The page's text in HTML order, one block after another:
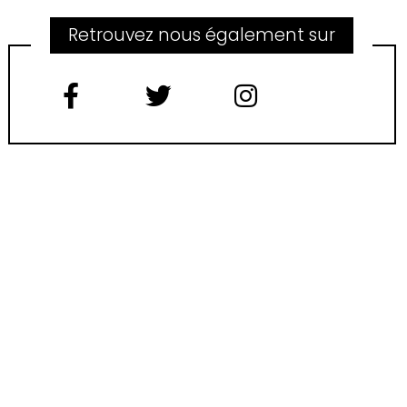
Retrouvez nous également sur